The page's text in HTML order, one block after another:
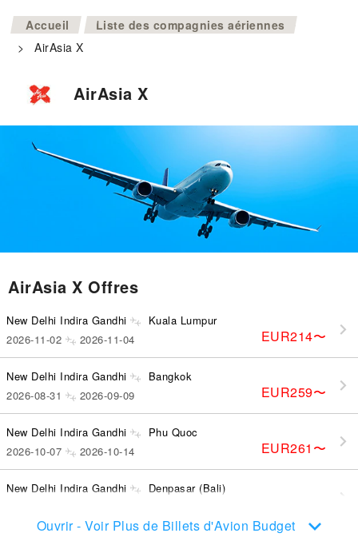
Accueil >
Liste des compagnies aériennes
>
AirAsia X
AirAsia X
AirAsia X Offres
New Delhi Indira Gandhi Kuala Lumpur
EUR214〜
2026-11-02 2026-11-04
New Delhi Indira Gandhi Bangkok
EUR259〜
2026-08-31 2026-09-09
New Delhi Indira Gandhi Phu Quoc
EUR261 〜
2026-10-07 2026-10-14
New Delhi Indira Gandhi Denpasar (Bali)
Ouvrir - Voir Plus de Billets d'Avion Budget